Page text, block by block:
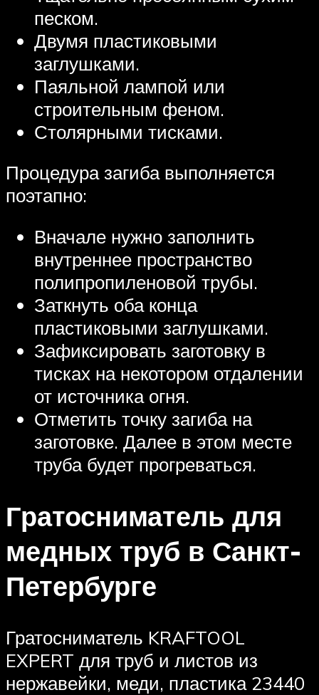
песком.
Двумя пластиковыми
заглушками.
Паяльной лампой или
строительным феном.
Столярными тисками.
Процедура загиба выполняется
поэтапно:
Вначале нужно заполнить
внутреннее пространство
полипропиленовой трубы.
Заткнуть оба конца
пластиковыми заглушками.
Зафиксировать заготовку в
тисках на некотором отдалении
от источника огня.
Отметить точку загиба на
заготовке. Далее в этом месте
труба будет прогреваться.
Гратосниматель для
медных труб в Санкт-
Петербурге
Гратосниматель KRAFTOOL
EXPERT для труб и листов из
нержавейки, меди, пластика 23440